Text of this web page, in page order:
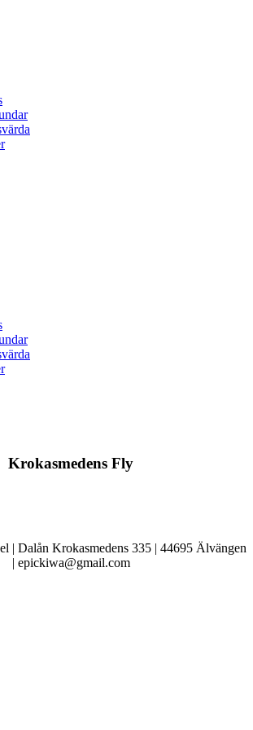
Krokasmedens Fly
| Dalån Krokasmedens 335 | 44695 Älvängen
| epickiwa@gmail.com